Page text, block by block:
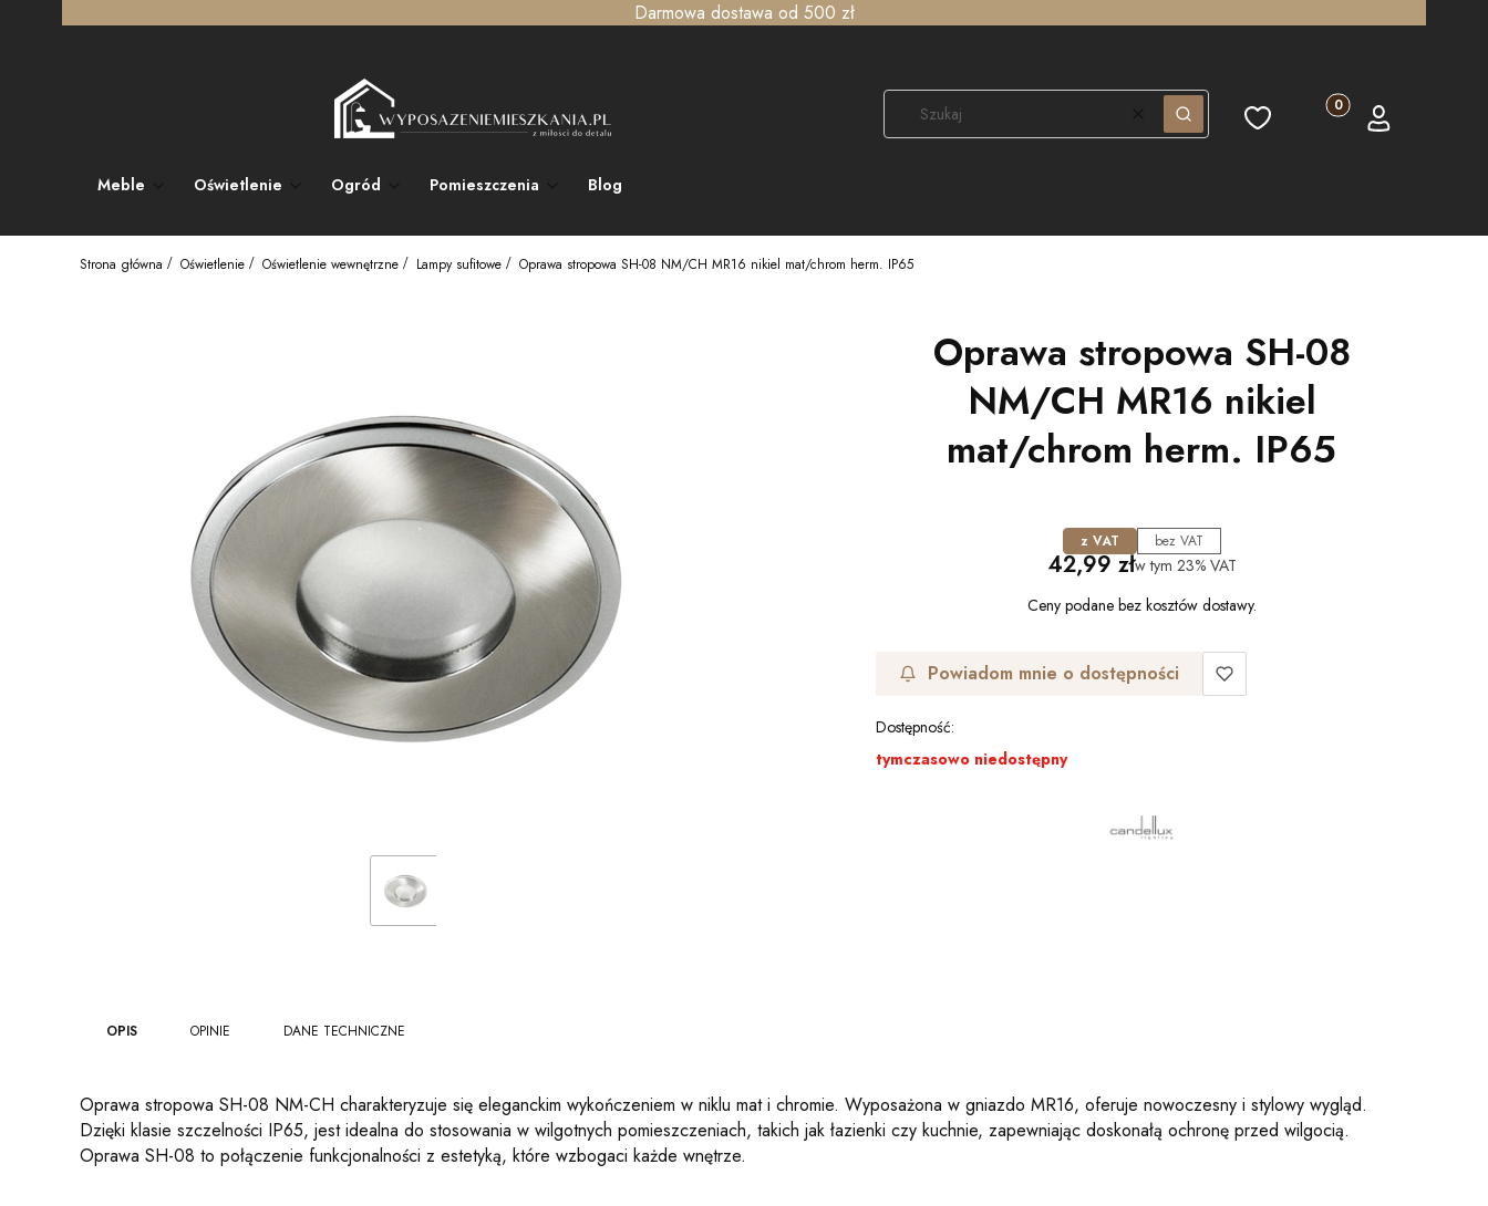
Darmowa dostawa od 500 zł
WyczyśćSzukaj Ulubione Produkty w koszyku:
Koszyk Zaloguj się
Meble Oświetlenie Ogród Pomieszczenia Blog
Strona główna Oświetlenie Oświetlenie wewnętrzne Lampy sufitowe Oprawa stropowa SH-08 NM/CH MR16 nikiel mat/chrom herm. IP65
Oprawa stropowa SH-08
NM/CH MR16 nikiel
mat/chrom herm. IP65
z VAT bez VAT
Cena
42,99 złw tym 23% VAT
Ceny podane bez kosztów dostawy.
Powiadom mnie o dostępności
Dostępność:
tymczasowo niedostępny
OPIS OPINIE DANE TECHNICZNE
Oprawa stropowa SH-08 NM-CH charakteryzuje się eleganckim wykończeniem w niklu mat i chromie. Wyposażona w gniazdo MR16, oferuje nowoczesny i stylowy wygląd.
Dzięki klasie szczelności IP65, jest idealna do stosowania w wilgotnych pomieszczeniach, takich jak łazienki czy kuchnie, zapewniając doskonałą ochronę przed wilgocią.
Oprawa SH-08 to połączenie funkcjonalności z estetyką, które wzbogaci każde wnętrze.